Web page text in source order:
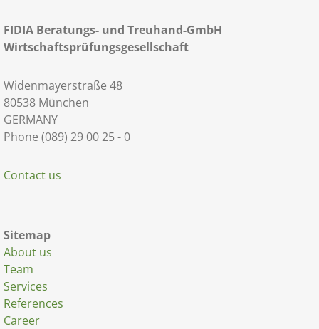
FIDIA Beratungs- und Treuhand-GmbH
Wirtschaftsprüfungsgesellschaft
Widenmayerstraße 48
80538 München
GERMANY
Phone (089) 29 00 25 - 0
Contact us
Sitemap
About us
Team
Services
References
Career